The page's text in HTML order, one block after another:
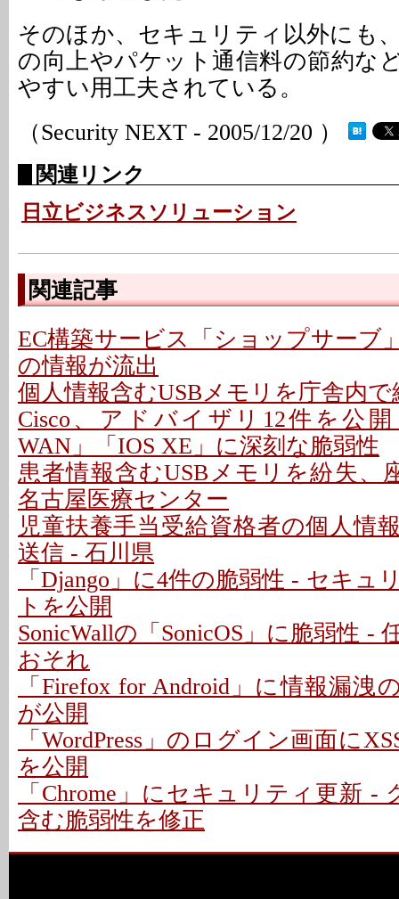
そのほか、セキュリティ以外にも
の向上やパケット通信料の節約な
やすい用工夫されている。
（Security NEXT - 2005/12/20 ）
関連リンク
日立ビジネスソリューション
関連記事
EC構築サービス「ショップサーブ
の情報が流出
個人情報含むUSBメモリを庁舎内で
Cisco、アドバイザリ12件を公開
WAN」「IOS XE」に深刻な脆弱性
患者情報含むUSBメモリを紛失、
名古屋医療センター
児童扶養手当受給資格者の個人情
送信 - 石川県
「Django」に4件の脆弱性 - セキュ
トを公開
SonicWallの「SonicOS」に脆弱性 -
おそれ
「Firefox for Android」に情報漏洩
が公開
「WordPress」のログイン画面に
を公開
「Chrome」にセキュリティ更新 -
含む脆弱性を修正